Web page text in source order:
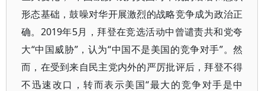
形态基础，鼓噪对华开展激烈的战略竞争成为政治正
确。2019年5月，拜登在竞选活动中曾谴责共和党夸
大“中国威胁”，认为“中国不是美国的竞争对手”。然
而，在受到来自民主党内外的严厉批评后，拜登不得
不迅速改口，转而表示美国“最大的竞争对手是中